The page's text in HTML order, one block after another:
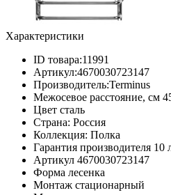
Характеристики
ID товара:11991
Артикул:4670030723147
Производитель:Terminus
Межосевое расстояние, см
Цвет сталь
Страна: Россия
Коллекция: Полка
Гарантия производителя 10
Артикул 4670030723147
Форма лесенка
Монтаж стационарный